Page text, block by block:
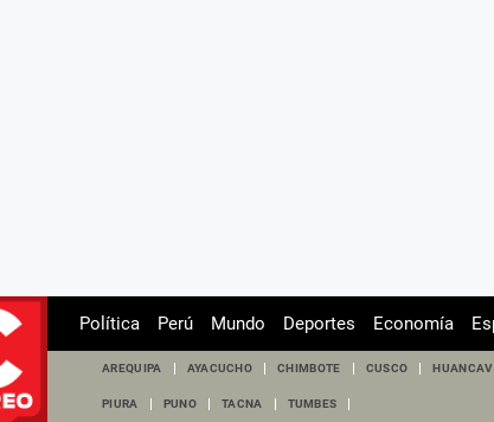
Política Perú Mundo Deportes Economía
AREQUIPA AYACUCHO CHIMBOTE CUSCO
PIURA PUNO TACNA TUMBES